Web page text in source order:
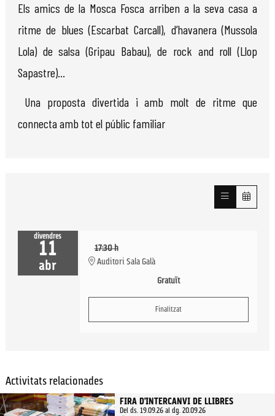
Els amics de la Mosca Fosca arriben a la seva casa a
ritme de blues (Escarbat Carcall), d’havanera (Mussola
Lola) de salsa (Gripau Babau), de rock and roll (Llop
Sapastre)...
Una proposta divertida i amb molt de ritme que
connecta amb tot el públic familiar
divendres
11
abr
17:30 h
Auditori Sala Galà
Gratuït
Finalitzat
Activitats relacionades
FIRA D’INTERCANVI DE LLIBRES
Del ds. 19.09.26al dg. 20.09.26